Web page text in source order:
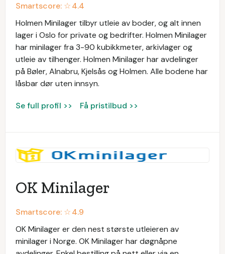
Smartscore: ☆4.4
Holmen Minilager tilbyr utleie av boder, og alt innen
lager i Oslo for private og bedrifter. Holmen Minilager
har minilager fra 3-90 kubikkmeter, arkivlager og
utleie av tilhenger. Holmen Minilager har avdelinger
på Bøler, Alnabru, Kjelsås og Holmen. Alle bodene har
låsbar dør uten innsyn.
Se full profil >> Få pristilbud >>
OK Minilager
Smartscore: ☆4.9
OK Minilager er den nest største utleieren av
minilager i Norge. OK Minilager har døgnåpne